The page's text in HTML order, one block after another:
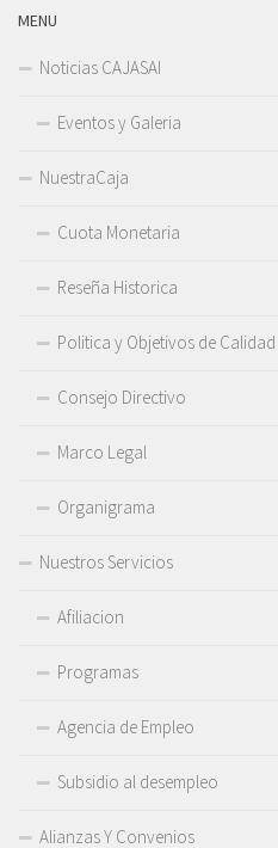
MENU
Noticias CAJASAI
Eventos y Galeria
NuestraCaja
Cuota Monetaria
Reseña Historica
Politica y Objetivos de Calidad
Consejo Directivo
Marco Legal
Organigrama
Nuestros Servicios
Afiliacion
Programas
Agencia de Empleo
Subsidio al desempleo
Alianzas Y Convenios